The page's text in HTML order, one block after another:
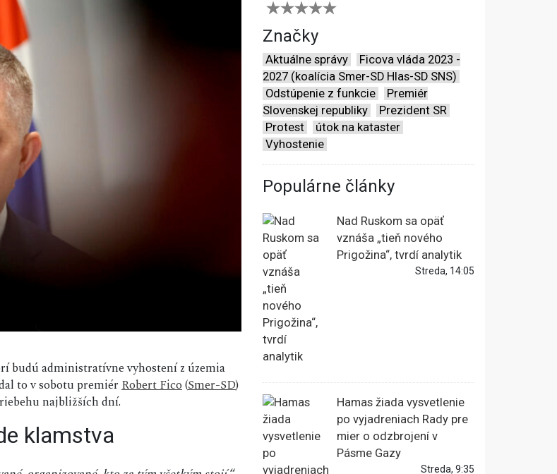
budú administratívne vyhostení z územia
to v sobotu premiérRobert Fico(Smer-SD)
najbližších dní.
klamstva
Značky
Aktuálne správy
Ficova vláda 2023 -
2027 (koalícia Smer-SD Hlas-SD SNS)
Odstúpenie z funkcie
Premiér
Slovenskej republiky
Prezident SR
Protest
útok na kataster
Vyhostenie
Populárne články
Nad Ruskom sa opäť
vznáša „tieň nového
Prigožina“, tvrdí analytik
Streda, 14:05
Hamas žiada vysvetlenie
po vyjadreniach Rady pre
mier o odzbrojení v
Pásme Gazy
Streda, 9:35